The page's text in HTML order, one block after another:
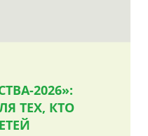
2026»:
ТЕХ, КТО